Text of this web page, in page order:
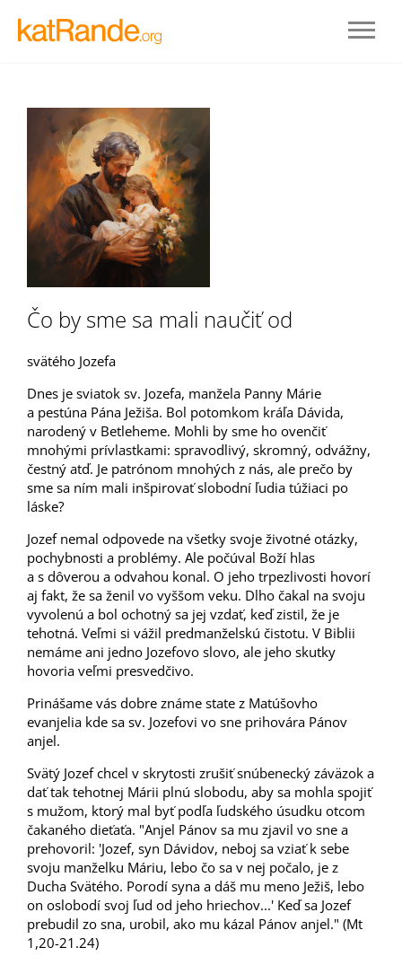
Prihlásenie
Čo by sme sa mali naučiť od
svätého Jozefa
Dnes je sviatok sv. Jozefa, manžela Panny Márie
a pestúna Pána Ježiša. Bol potomkom kráľa Dávida,
narodený v Betleheme. Mohli by sme ho ovenčiť
mnohými prívlastkami: spravodlivý, skromný, odvážny,
čestný atď. Je patrónom mnohých z nás, ale prečo by
sme sa ním mali inšpirovať slobodní ľudia túžiaci po
láske?
Jozef nemal odpovede na všetky svoje životné otázky,
pochybnosti a problémy. Ale počúval Boží hlas
a s dôverou a odvahou konal. O jeho trpezlivosti hovorí
aj fakt, že sa ženil vo vyššom veku. Dlho čakal na svoju
vyvolenú a bol ochotný sa jej vzdať, keď zistil, že je
tehotná. Veľmi si vážil predmanželskú čistotu. V Biblii
nemáme ani jedno Jozefovo slovo, ale jeho skutky
hovoria veľmi presvedčivo.
Prinášame vás dobre známe state z Matúšovho
evanjelia kde sa sv. Jozefovi vo sne prihovára Pánov
anjel.
Svätý Jozef chcel v skrytosti zrušiť snúbenecký záväzok a
dať tak tehotnej Márii plnú slobodu, aby sa mohla spojiť
s mužom, ktorý mal byť podľa ľudského úsudku otcom
čakaného dieťaťa. "Anjel Pánov sa mu zjavil vo sne a
prehovoril: 'Jozef, syn Dávidov, neboj sa vziať k sebe
svoju manželku Máriu, lebo čo sa v nej počalo, je z
Ducha Svätého. Porodí syna a dáš mu meno Ježiš, lebo
on oslobodí svoj ľud od jeho hriechov...' Keď sa Jozef
prebudil zo sna, urobil, ako mu kázal Pánov anjel." (Mt
1,20-21.24)